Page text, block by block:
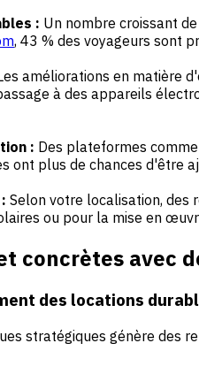
: Un nombre croissant
, 43 % des voyageurs sont
améliorations en matière
à des appareils
: Des plateformes
ont plus de chances d'être
Selon votre localisation,
ou pour la mise en
concrètes avec
des locations
stratégiques génère des